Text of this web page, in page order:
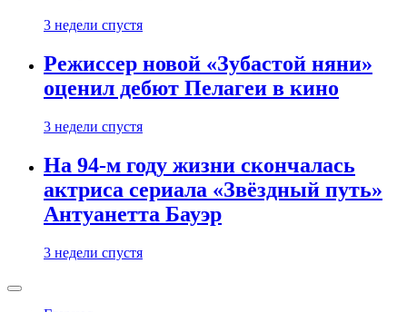
3 недели спустя
Режиссер новой «Зубастой няни»
оценил дебют Пелагеи в кино
3 недели спустя
На 94-м году жизни скончалась
актриса сериала «Звёздный путь»
Антуанетта Бауэр
3 недели спустя